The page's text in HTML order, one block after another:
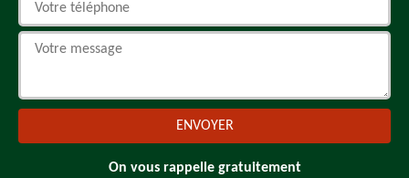
On vous rappelle gratuitement